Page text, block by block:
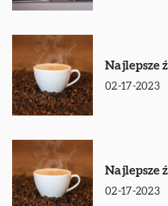
Najlepsze
02-17-2023
Najlepsze
02-17-2023